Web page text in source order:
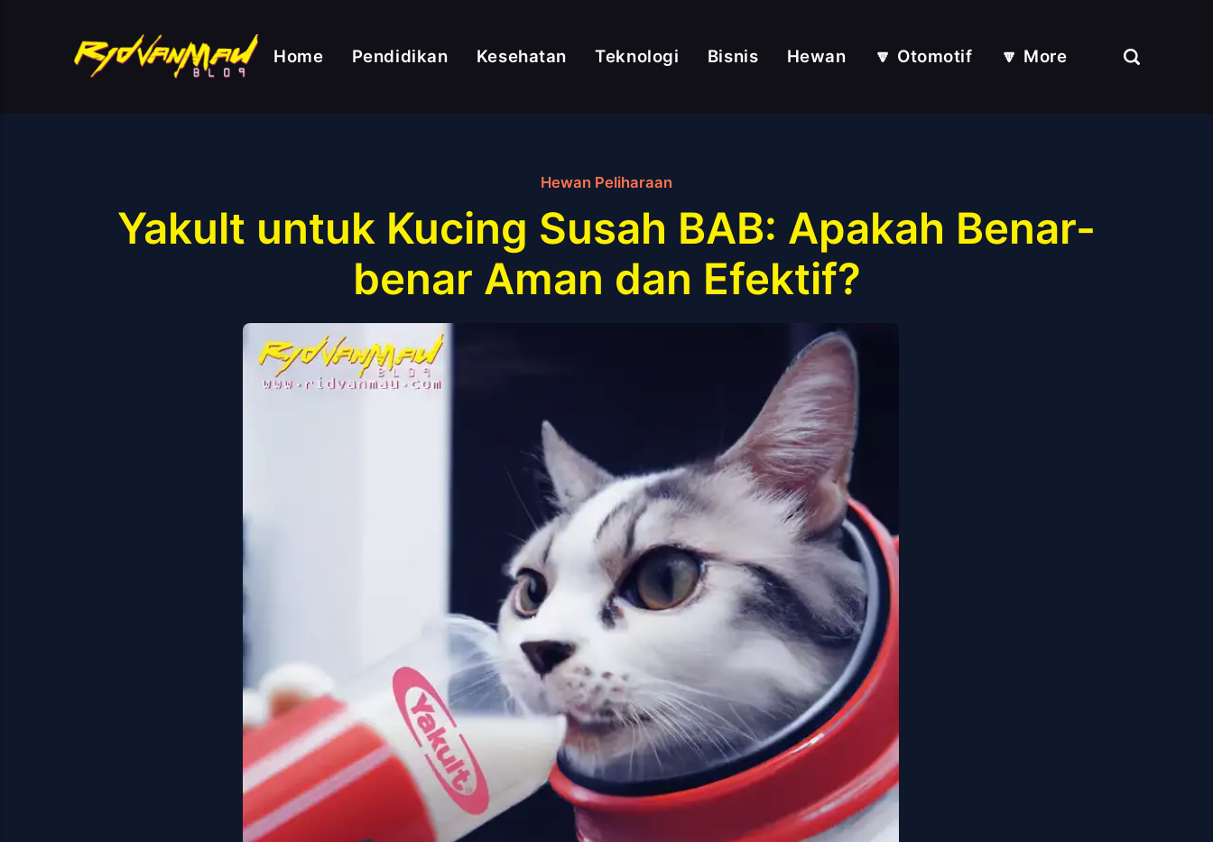
Home Pendidikan Kesehatan Teknologi Bisnis Hewan 🔽 Otomotif 🔽 More
Hewan Peliharaan
Yakult untuk Kucing Susah BAB: Apakah Benar-
benar Aman dan Efektif?